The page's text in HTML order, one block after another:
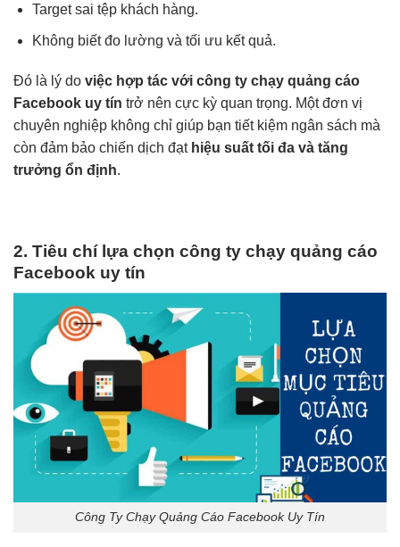
Target sai tệp khách hàng.
Không biết đo lường và tối ưu kết quả.
Đó là lý do việc hợp tác với công ty chạy quảng cáo
Facebook uy tín trở nên cực kỳ quan trọng. Một đơn vị
chuyên nghiệp không chỉ giúp bạn tiết kiệm ngân sách mà
còn đảm bảo chiến dịch đạt hiệu suất tối đa và tăng
trưởng ổn định.
2. Tiêu chí lựa chọn công ty chạy quảng cáo
Facebook uy tín
Công Ty Chạy Quảng Cáo Facebook Uy Tín